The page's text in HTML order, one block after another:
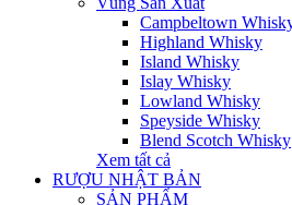
Campbeltown
Highland Whisky
Island Whisky
Islay Whisky
Lowland Whisky
Speyside Whisky
Blend Scotch Whisky
Xem tất cả
RƯỢU NHẬT BẢN
SẢN PHẨM